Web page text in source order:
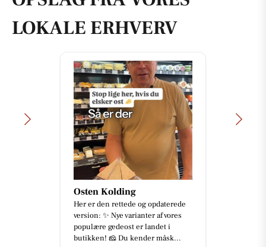
LOKALE ERHVERV
Osten Kolding
Her er den rettede og opdaterede
version: ✨ Nye varianter af vores
populære gedeost er landet i
butikken! 🧀 Du kender måsk...